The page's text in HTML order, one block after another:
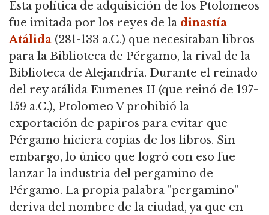
Esta política de adquisición de los Ptolomeos
fue imitada por los reyes de la dinastía
Atálida (281-133 a.C.) que necesitaban libros
para la Biblioteca de Pérgamo, la rival de la
Biblioteca de Alejandría. Durante el reinado
del rey atálida Eumenes II (que reinó de 197-
159 a.C.), Ptolomeo V prohibió la
exportación de papiros para evitar que
Pérgamo hiciera copias de los libros. Sin
embargo, lo único que logró con eso fue
lanzar la industria del pergamino de
Pérgamo. La propia palabra "pergamino"
deriva del nombre de la ciudad, ya que en